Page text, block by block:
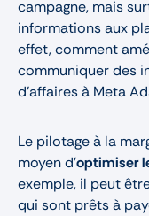
campagne, mais
informations aux
effet, comment
communiquer des
d’affaires à Meta
Le pilotage à la
moyen d'optimiser
exemple, il peut
qui sont prêts à